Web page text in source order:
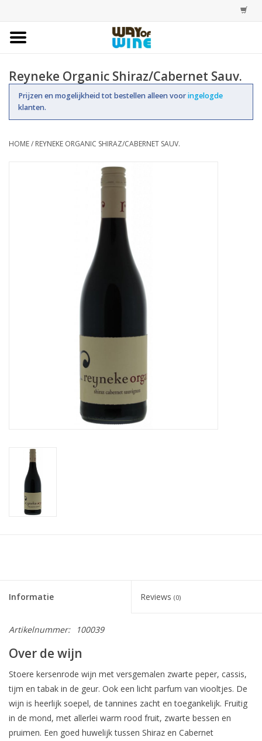
Bestellingen
Assortiment
Reyneke Organic Shiraz/Cabernet Sauv.
Prijzen en mogelijkheid tot bestellen alleen vooringelogde
klanten.
HOME/ REYNEKE ORGANIC SHIRAZ/CABERNET SAUV.
Informatie Reviews (0)
Artikelnummer: 100039
Over de wijn
Stoere kersenrode wijn met versgemalen zwarte peper, cassis,
tijm en tabak in de geur. Ook een licht parfum van viooltjes. De
wijn is heerlijk soepel, de tannines zacht en toegankelijk. Fruitig
in de mond, met allerlei warm rood fruit, zwarte bessen en
pruimen. Een goed huwelijk tussen Shiraz en Cabernet